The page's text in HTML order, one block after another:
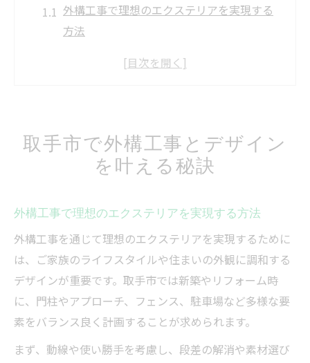
外構工事で理想のエクステリアを実現する
方法
外構工事業者選びのポイントと注意点
おしゃれな外構工事実例で理想の住まい実現
外構工事で実現したおしゃれな施工事例紹
外構工事のビフォーアフター実例と工夫点
外構工事で変わる外観と暮らしやすさの関
係
取手市で人気の外構工事デザイン実践例
外構工事実例に学ぶレイアウトと素材の選
び方
外構工事の費用とデザイン比較ポイント
取手市で外構工事とデザイン
を叶える秘訣
外構工事で理想のエクステリアを実現する方法
外構工事を通じて理想のエクステリアを実現するために
は、ご家族のライフスタイルや住まいの外観に調和する
デザインが重要です。取手市では新築やリフォーム時
に、門柱やアプローチ、フェンス、駐車場など多様な要
素をバランス良く計画することが求められます。
まず、動線や使い勝手を考慮し、段差の解消や素材選び